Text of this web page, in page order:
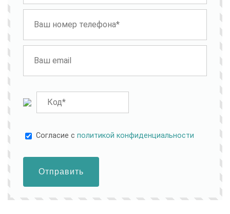
Cогласие сполитикой конфиденциальности
Отправить